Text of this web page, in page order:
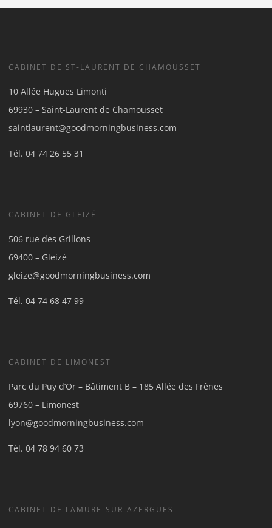
CABINET DE ST-LAURENT DE CHAMOUSSET
10 Allée Hugues Limonti
69930 – Saint-Laurent de Chamousset
saintlaurent@goodmorningbusiness.com
Tél.04 74 26 55 31
CABINET DE GLEIZÉ
506 rue des Grillons
69400 – Gleizé
gleize@goodmorningbusiness.com
Tél.04 74 68 47 99
CABINET DE LIMONEST
Parc du Puy d’Or – Bâtiment B – 185 Allée des Frênes
69760 – Limonest
lyon@goodmorningbusiness.com
Tél.04 78 94 60 73
CABINET DE LAMURE-SUR-AZERGUES